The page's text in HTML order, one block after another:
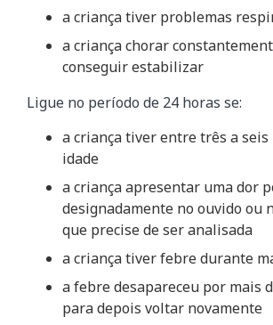
a criança tiver problemas
a criança chorar
conseguir estabilizar
Ligue no período de 24 horas se:
a criança tiver entre três a seis
idade
a criança apresentar uma dor
designadamente no ouvido ou
que precise de ser analisada
a criança tiver febre durante
a febre desapareceu por mais
para depois voltar novamente